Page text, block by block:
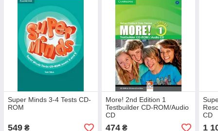
Super Minds 3-4 Tests CD-
ROM
549 ₴
More! 2nd Edition 1
Testbuilder CD-ROM/Audio
CD
474₴
CD
1